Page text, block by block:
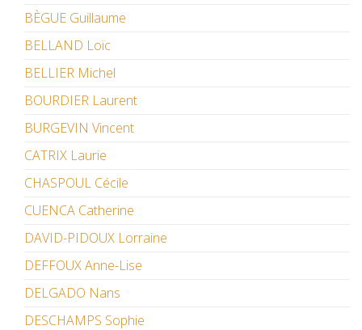
BÈGUE Guillaume
BELLAND Loïc
BELLIER Michel
BOURDIER Laurent
BURGEVIN Vincent
CATRIX Laurie
CHASPOUL Cécile
CUENCA Catherine
DAVID-PIDOUX Lorraine
DEFFOUX Anne-Lise
DELGADO Nans
DESCHAMPS Sophie